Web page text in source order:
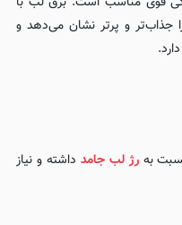
جذاب‌تر و پرتر نشان می‌دهد و
بهرژ لب‌ جامد داشته و نیاز